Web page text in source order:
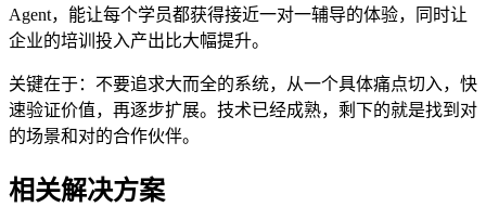
Agent，能让每个学员都获得接近一对一辅导的体验，同时让
企业的培训投入产出比大幅提升。
关键在于：不要追求大而全的系统，从一个具体痛点切入，快
速验证价值，再逐步扩展。技术已经成熟，剩下的就是找到对
的场景和对的合作伙伴。
相关解决方案